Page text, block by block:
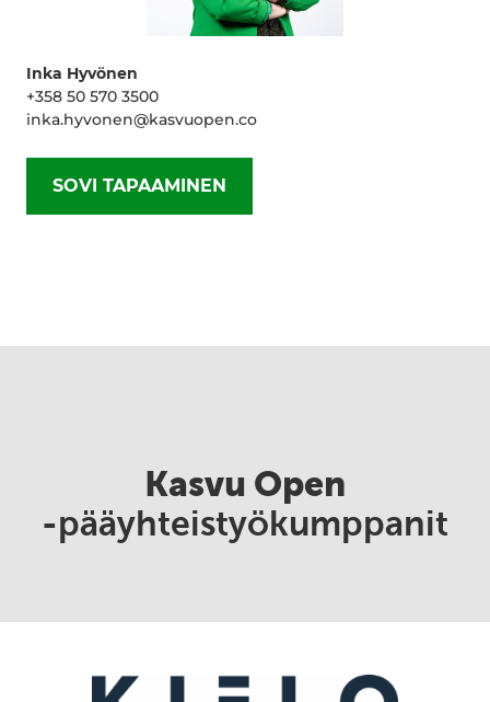
Inka Hyvönen
+358 50 570 3500
inka.hyvonen@kasvuopen.co
SOVI TAPAAMINEN
Kasvu Open
-pääyhteistyökumppanit